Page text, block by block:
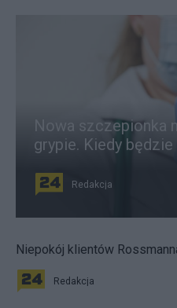
Nowa szczepionka
grypie. Kiedy
Redakcja
Niepokój klientów
Redakcja